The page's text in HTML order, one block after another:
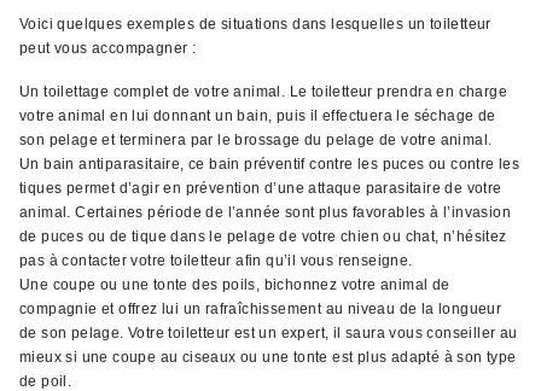
Voici quelques exemples de situations dans lesquelles un toiletteur
peut vous accompagner :
Un toilettage complet de votre animal. Le toiletteur prendra en charge
votre animal en lui donnant un bain, puis il effectuera le séchage de
son pelage et terminera par le brossage du pelage de votre animal.
Un bain antiparasitaire, ce bain préventif contre les puces ou contre les
tiques permet d’agir en prévention d’une attaque parasitaire de votre
animal. Certaines période de l’année sont plus favorables à l’invasion
de puces ou de tique dans le pelage de votre chien ou chat, n’hésitez
pas à contacter votre toiletteur afin qu’il vous renseigne.
Une coupe ou une tonte des poils, bichonnez votre animal de
compagnie et offrez lui un rafraîchissement au niveau de la longueur
de son pelage. Votre toiletteur est un expert, il saura vous conseiller au
mieux si une coupe au ciseaux ou une tonte est plus adapté à son type
de poil.